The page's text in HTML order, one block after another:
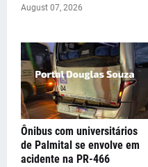
August 07, 2026
Ônibus com universitários
de Palmital se envolve em
acidente na PR-466